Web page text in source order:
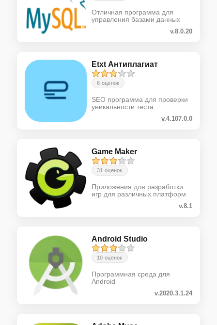
Отличная программа для
управления базами данных
v.8.0.20
Etxt Антиплагиат
6 оценок
SEO программа для проверки
уникальности теста
v.4.107.0.0
Game Maker
31 оценок
Приложения для разработки
игр для различных платформ
v.8.1
Android Studio
10 оценок
Программная среда для
Android
v.2020.3.1.24